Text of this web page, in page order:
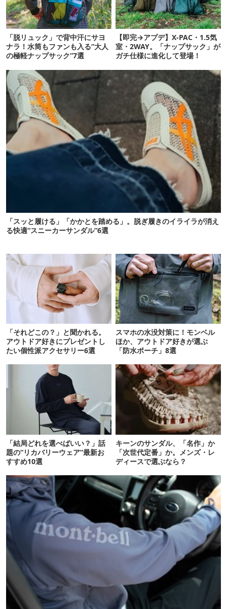
「脱リュック」で背中汗にサヨ
ナラ！水筒もファンも入る“大人
の極軽ナップサック”7選
【即完→アプデ】X-PAC・1.5気
室・2WAY。「ナップサック」が
ガチ仕様に進化して登場！
「スッと履ける」「かかとを踏める」。脱ぎ履きのイライラが消え
る快適“スニーカーサンダル”6選
「それどこの？」と聞かれる。
アウトドア好きにプレゼントし
たい個性派アクセサリー6選
スマホの水没対策に！モンベル
ほか、アウトドア好きが選ぶ
「防水ポーチ」8選
「結局どれを選べばいい？」話
題の“リカバリーウェア”最新お
すすめ10選
キーンのサンダル、「名作」か
「次世代定番」か。メンズ・レ
ディースで選ぶなら？